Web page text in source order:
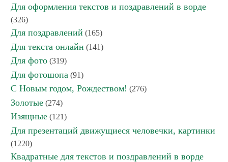
Для оформления текстов и поздравлений в ворде
(326)
Для поздравлений (165)
Для текста онлайн (141)
Для фото (319)
Для фотошопа (91)
С Новым годом, Рождеством! (276)
Золотые (274)
Изящные (121)
Для презентаций движущиеся человечки, картинки
(1220)
Квадратные для текстов и поздравлений в ворде